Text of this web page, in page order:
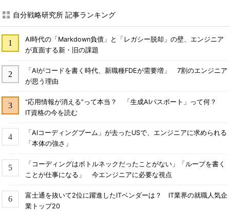
自分戦略研究所 記事ランキング
AI時代の「Markdown負債」と「レガシー脱却」の壁、エンジニア
が直面する新・旧の課題
「AIがコードを書く時代、新職種FDEが需要増」 7割のエンジニア
が思う理由
“応用情報が消える”って本当？ 「生成AIパスポート」って何？
IT資格の今を読む
「AIコーディングブーム」が去ったUSで、エンジニアに求められる
「本体の強さ」
「コーディングはボトルネックだったことがない」「ループを書く
ことが仕事になる」 今エンジニアに必要な視点
富士通を抜いて2位に躍進したITベンダーは？ IT業界の就職人気企
業トップ20